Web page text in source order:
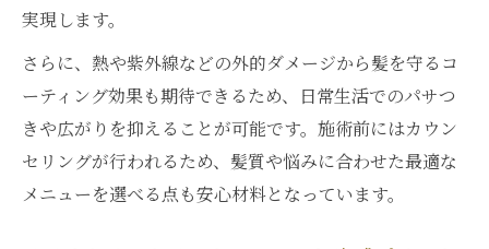
実現します。
さらに、熱や紫外線などの外的ダメージから髪を守るコ
ーティング効果も期待できるため、日常生活でのパサつ
きや広がりを抑えることが可能です。施術前にはカウン
セリングが行われるため、髪質や悩みに合わせた最適な
メニューを選べる点も安心材料となっています。